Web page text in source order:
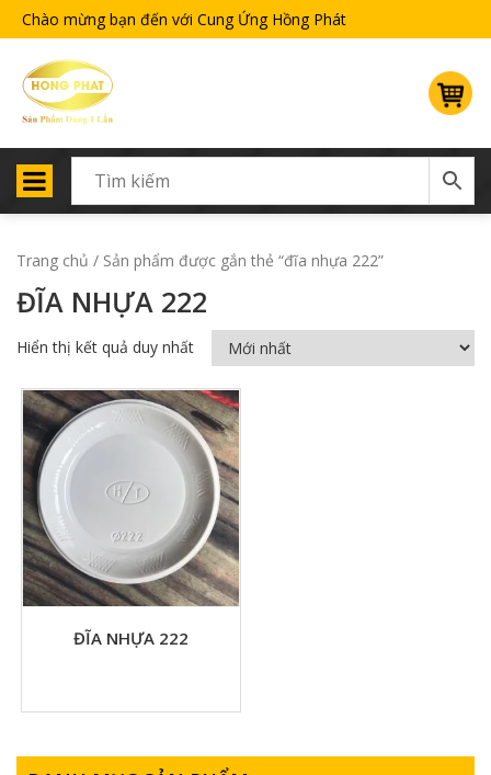
Chào mừng bạn đến với Cung Ứng Hồng Phát
Trang chủ / Sản phẩm được gắn thẻ “đĩa nhựa 222”
ĐĨA NHỰA 222
Hiển thị kết quả duy nhất
ĐĨA NHỰA 222